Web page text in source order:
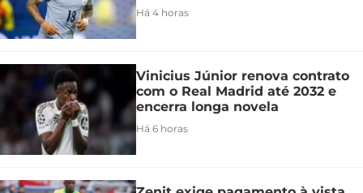
Há 4 horas
Vinicius Júnior renova contrato
com o Real Madrid até 2032 e
encerra longa novela
Há 6 horas